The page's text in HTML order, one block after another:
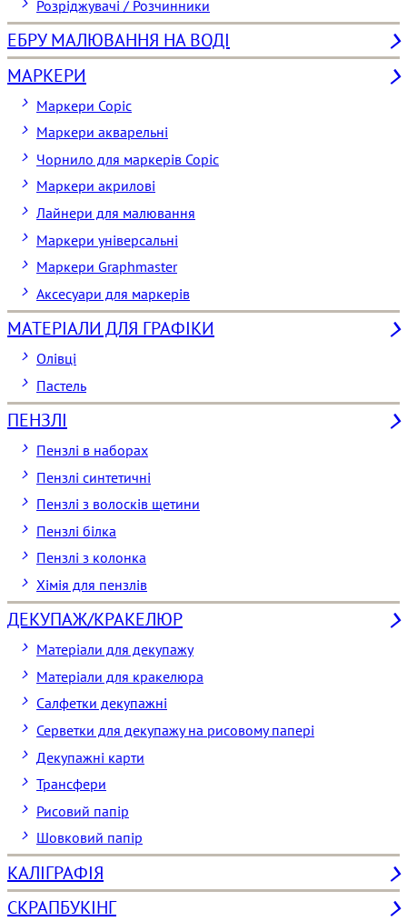
Розріджувачі / Розчинники
ЕБРУ МАЛЮВАННЯ НА ВОДІ
МАРКЕРИ
Маркери Copic
Маркери акварельні
Чорнило для маркерів Copic
Маркери акрилові
Лайнери для малювання
Маркери універсальні
Маркери Graphmaster
Аксесуари для маркерів
МАТЕРІАЛИ ДЛЯ ГРАФІКИ
Олівці
Пастель
ПЕНЗЛІ
Пензлі в наборах
Пензлі синтетичні
Пензлі з волосків щетини
Пензлі білка
Пензлі з колонка
Хімія для пензлів
ДЕКУПАЖ/КРАКЕЛЮР
Матеріали для декупажу
Матеріали для кракелюра
Cалфетки декупажні
Серветки для декупажу на рисовому папері
Декупажні карти
Трансфери
Рисовий папір
Шовковий папір
КАЛІГРАФІЯ
СКРАПБУКІНГ